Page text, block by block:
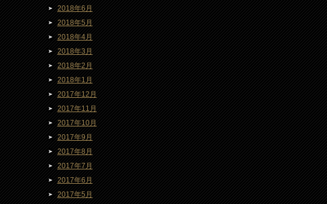
2018年6月
2018年5月
2018年4月
2018年3月
2018年2月
2018年1月
2017年12月
2017年11月
2017年10月
2017年9月
2017年8月
2017年7月
2017年6月
2017年5月